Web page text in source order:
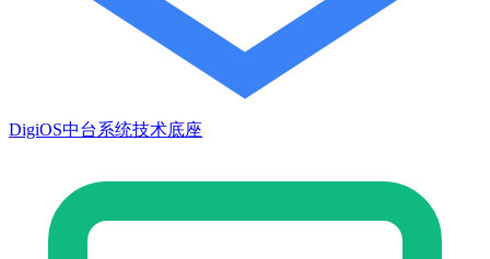
DigiOS中台系统技术底座